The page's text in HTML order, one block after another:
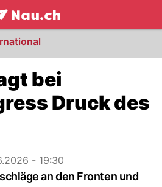
NAU.ch
bei
Druck des
- 19:30
an den Fronten und